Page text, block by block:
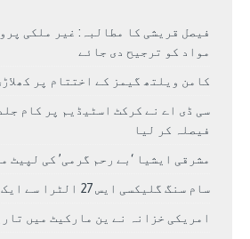
فیصل قریشی کا مطالبہ: غیر ملکی
مواد کو ترجیح دی جائے
کامن ویلتھ گیمز کے اختتام پر کھلاڑی
سی ڈی اے نے کرکٹ اسٹیڈیم پر کام
فیصلہ کر لیا
مشرقی ایشیا ‘بے رحم گرمی’ کی لپیٹ
سام سنگ گلیکسی ایس 27 الٹرا سے ایک کیمرا ہٹا دے گا.
امریکی خزانہ نے ین مارکیٹ میں